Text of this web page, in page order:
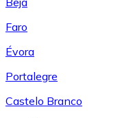
Faro
Évora
Portalegre
Castelo Branco